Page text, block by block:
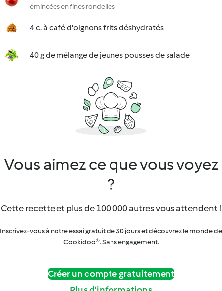
émincées en fines rondelles
4 c. à café d'oignons frits déshydratés
40 g de mélange de jeunes pousses de salade
Vous aimez ce que vous voyez
?
Cette recette et plus de 100 000 autres vous attendent !
Inscrivez-vous à notre essai gratuit de 30 jours et découvrez le monde de
Cookidoo®. Sans engagement.
Créer un compte gratuitement